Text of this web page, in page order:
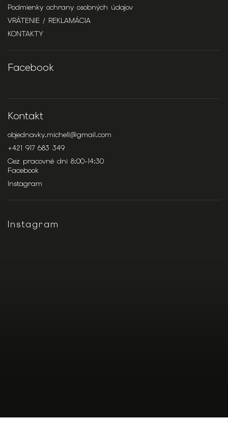
Podmienky ochrany osobných údajov
VRÁTENIE / REKLAMÁCIA
KONTAKTY
Facebook
Kontakt
objednavky.michell@gmail.com
+421 917 683 349
Cez pracovné dni 8:00-14:30
Facebook
Instagram
Instagram